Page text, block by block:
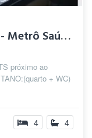
Suítes(quarto + wc) privadas - Metrô Saúde/S.Judas/Conceição
próximo ao
+ WC)
4 4